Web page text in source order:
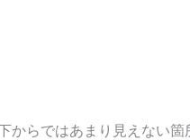
からではあまり見えない箇